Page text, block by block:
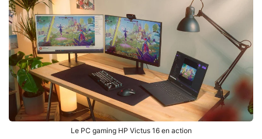
Le PC gaming HP Victus 16 en action